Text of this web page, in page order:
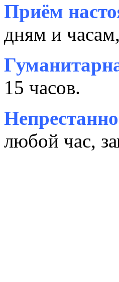
Приём
дням и
15 часов.
любой час,